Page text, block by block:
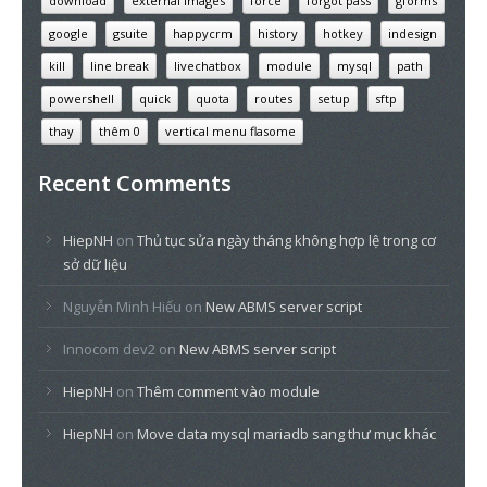
google
gsuite happycrm history hotkey
indesign
kill
line break livechatbox module mysql
path
powershell
quick quota routes setup
sftp
thay
thêm 0 vertical menu flasome
Recent Comments
HiepNH on Thủ tục sửa ngày tháng không hợp lệ trong cơ
sở dữ liệu
Nguyễn Minh Hiếu on New ABMS server script
Innocom dev2 on New ABMS server script
HiepNH on Thêm comment vào module
HiepNH on Move data mysql mariadb sang thư mục khác